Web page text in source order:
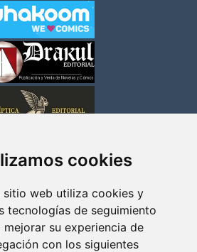
cookies
sitio web utiliza cookies y
tecnologías de seguimiento
mejorar su experiencia de
con los siguientes
WINNICK: LA ACTRIZ MAS GUAPA DE
2013